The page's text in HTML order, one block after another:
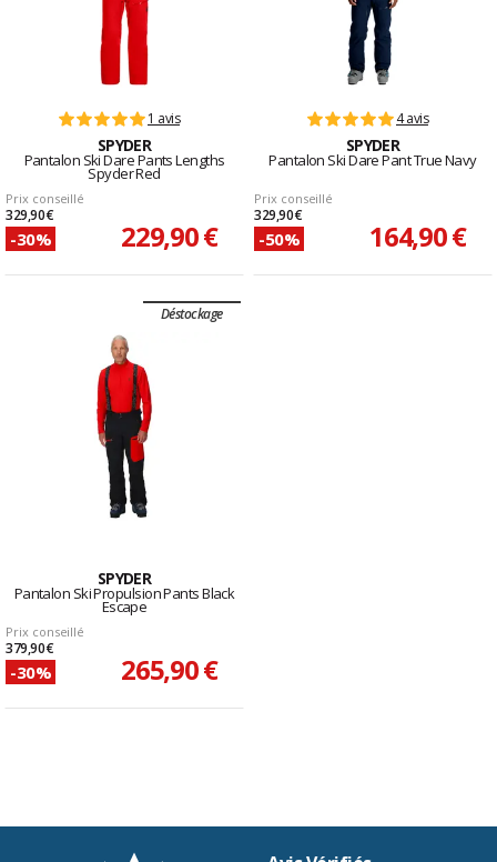
1 avis
SPYDER
Pantalon Ski Dare Pants Lengths
Spyder Red
Prix conseillé
329,90 €
-30% 229,90 €
4 avis
SPYDER
Pantalon Ski Dare Pant True Navy
Prix conseillé
329,90 €
-50% 164,90 €
Déstockage
SPYDER
Pantalon Ski Propulsion Pants Black
Escape
Prix conseillé
379,90 €
-30% 265,90 €